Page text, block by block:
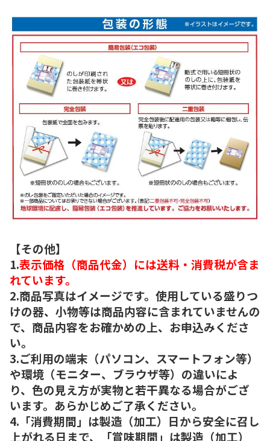
【その他】
1.表示価格（商品代金）には送料・消費税が含ま
れています。
2.商品写真はイメージです。使用している盛りつ
けの器、小物等は商品内容に含まれていませんの
で、商品内容をお確かめの上、お申込みくださ
い。
3.ご利用の端末（パソコン、スマートフォン等）
や環境（モニター、ブラウザ等）の違いによ
り、色の見え方が実物と若干異なる場合がござ
います。あらかじめご了承ください。
4.「消費期間」は製造（加工）日から安全に召し
上がれる日まで、「賞味期間」は製造（加工）